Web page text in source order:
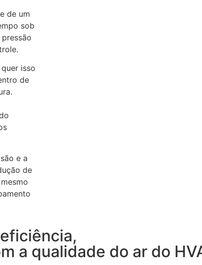
de um
sob
isso
de
e a
de
a qualidade do ar do